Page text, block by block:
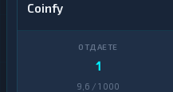
Coinfy
1
9,6 / 1 000